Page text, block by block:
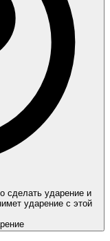
сделать ударение и
ударение с этой